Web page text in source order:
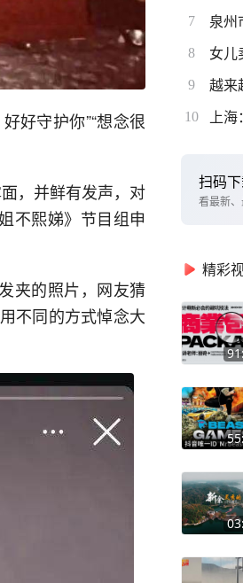
好守护你”“想念很
，并鲜有发声，对
不熙娣》节目组申
夹的照片，网友猜
不同的方式悼念大
7 泉州
8 女儿
9 越来
10 上海
扫码
看最新
精彩